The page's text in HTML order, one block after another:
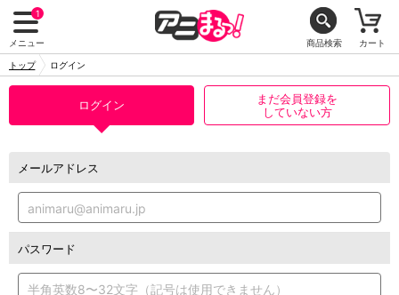
1
メニュー 商品検索 カート
トップ ログイン
ログイン
まだ会員登録を
していない方
メールアドレス
パスワード